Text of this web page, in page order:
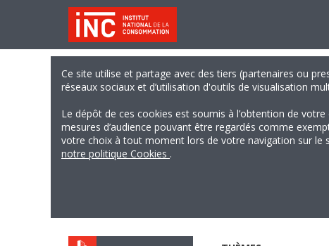
Ce site utilise et partage avec des tiers (partenaires ou
réseaux sociaux et d’utilisation d'outils de visualisation
Le dépôt de ces cookies est soumis à l’obtention de
mesures d’audience pouvant être regardés comme
votre choix à tout moment lors de votre navigation sur le
notre politique Cookies .